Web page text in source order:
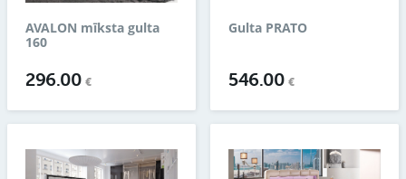
AVALON mīksta gulta
160
296.00€
Gulta PRATO
546.00€